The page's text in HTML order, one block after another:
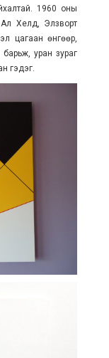
1960 оны
Хелд, Элзворт
цагаан өнгөөр,
уран зураг
гэдэг.